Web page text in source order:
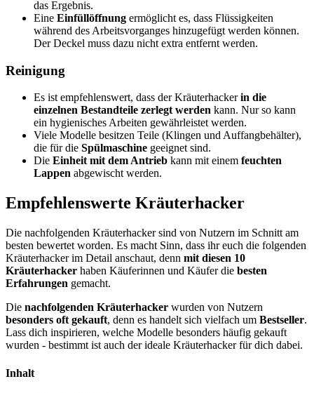
das Ergebnis.
Eine Einfüllöffnung ermöglicht es, dass Flüssigkeiten
während des Arbeitsvorganges hinzugefügt werden können.
Der Deckel muss dazu nicht extra entfernt werden.
Reinigung
Es ist empfehlenswert, dass der Kräuterhackerin die
einzelnen Bestandteile zerlegt werden kann. Nur so kann
ein hygienisches Arbeiten gewährleistet werden.
Viele Modelle besitzen Teile (Klingen und Auffangbehälter),
die für die Spülmaschine geeignet sind.
Die Einheit mit dem Antrieb kann mit einem feuchten
Lappen abgewischt werden.
Empfehlenswerte Kräuterhacker
Die nachfolgenden Kräuterhacker sind von Nutzern im Schnitt am
besten bewertet worden. Es macht Sinn, dass ihr euch die folgenden
Kräuterhacker im Detail anschaut, denn mit diesen 10
Kräuterhacker haben Käuferinnen und Käufer die besten
Erfahrungen gemacht.
Die nachfolgenden Kräuterhacker wurden von Nutzern
besonders oft gekauft, denn es handelt sich vielfach um Bestseller.
Lass dich inspirieren, welche Modelle besonders häufig gekauft
wurden - bestimmt ist auch der ideale Kräuterhacker für dich dabei.
Inhalt